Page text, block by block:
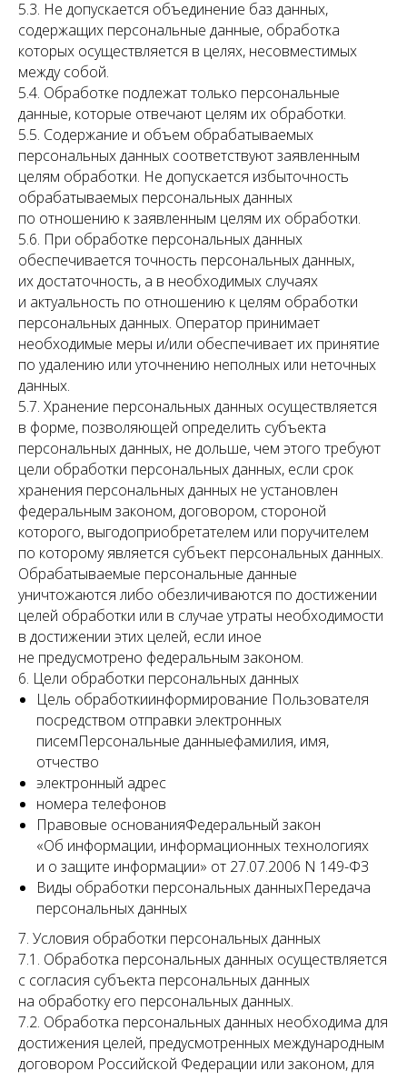
5.3. Не допускается объединение баз данных,
содержащих персональные данные, обработка
которых осуществляется в целях, несовместимых
между собой.
5.4. Обработке подлежат только персональные
данные, которые отвечают целям их обработки.
5.5. Содержание и объем обрабатываемых
персональных данных соответствуют заявленным
целям обработки. Не допускается избыточность
обрабатываемых персональных данных
по отношению к заявленным целям их обработки.
5.6. При обработке персональных данных
обеспечивается точность персональных данных,
их достаточность, а в необходимых случаях
и актуальность по отношению к целям обработки
персональных данных. Оператор принимает
необходимые меры и/или обеспечивает их принятие
по удалению или уточнению неполных или неточных
данных.
5.7. Хранение персональных данных осуществляется
в форме, позволяющей определить субъекта
персональных данных, не дольше, чем этого требуют
цели обработки персональных данных, если срок
хранения персональных данных не установлен
федеральным законом, договором, стороной
которого, выгодоприобретателем или поручителем
по которому является субъект персональных данных.
Обрабатываемые персональные данные
уничтожаются либо обезличиваются по достижении
целей обработки или в случае утраты необходимости
в достижении этих целей, если иное
не предусмотрено федеральным законом.
6. Цели обработки персональных данных
Цель обработкиинформирование Пользователя
посредством отправки электронных
писемПерсональные данныефамилия, имя,
отчество
электронный адрес
номера телефонов
Правовые основанияФедеральный закон
«Об информации, информационных технологиях
и о защите информации» от 27.07.2006 N 149-ФЗ
Виды обработки персональных данныхПередача
персональных данных
7. Условия обработки персональных данных
7.1. Обработка персональных данных осуществляется
с согласия субъекта персональных данных
на обработку его персональных данных.
7.2. Обработка персональных данных необходима для
достижения целей, предусмотренных международным
договором Российской Федерации или законом, для